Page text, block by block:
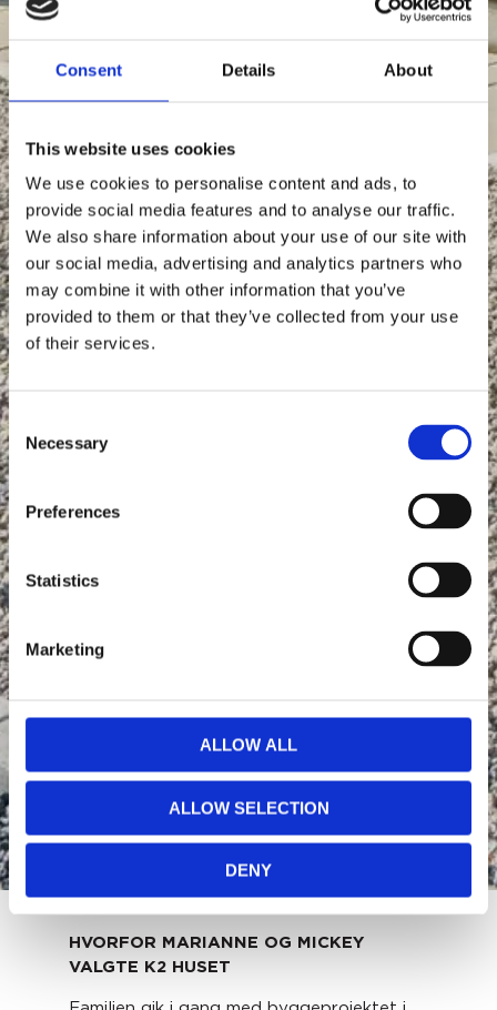
Consent Details About
This website uses cookies
We use cookies to personalise content and ads, to
provide social media features and to analyse our traffic.
We also share information about your use of our site with
our social media, advertising and analytics partners who
may combine it with other information that you’ve
provided to them or that they’ve collected from your use
of their services.
Consent
Selection
Necessary
Preferences
Statistics
Marketing
ALLOW ALL
ALLOW SELECTION
DENY
MARIANNE
MICKEY
K2
INDIVIDUAL
ARKITEC
HVORFOR MARIANNE OG MICKEY
VALGTE K2 HUSET